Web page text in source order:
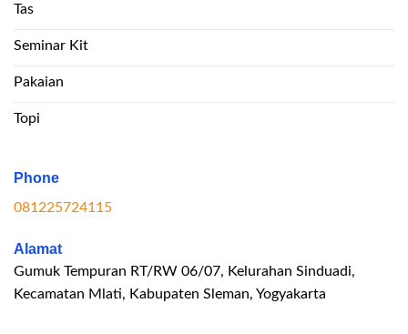
Tas
Seminar Kit
Pakaian
Topi
Phone
081225724115
Alamat
Gumuk Tempuran RT/RW 06/07, Kelurahan Sinduadi,
Kecamatan Mlati, Kabupaten Sleman, Yogyakarta